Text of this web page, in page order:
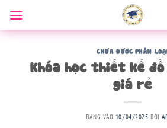
qua
nội
CHƯA ĐƯỢC PHÂN
Khóa học thiết kế
giá rẻ
ĐĂNG VÀO 10/04/2025 BỞI